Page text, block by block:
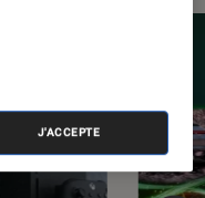
J'ACCEPTE